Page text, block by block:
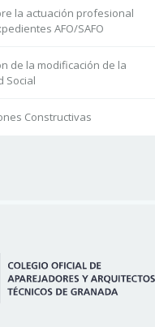
la actuación profesional
AFO/SAFO
de la modificación de la
Social
Constructivas